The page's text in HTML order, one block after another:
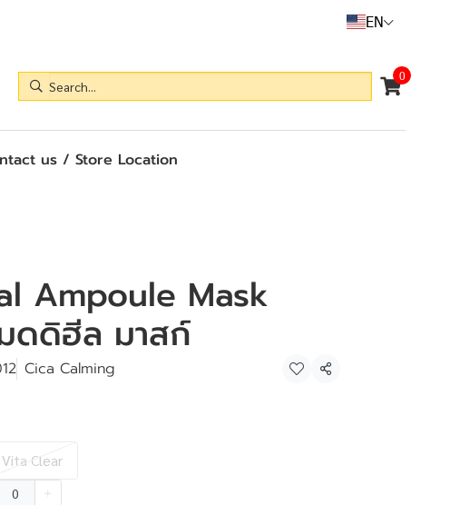
EN
0
us / Store Location
Ampoule Mask
ดดิฮีล มาสก์
Cica Calming
Share
Vita Clear